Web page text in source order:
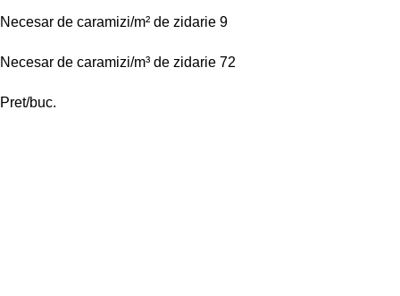
Necesar de caramizi/m² de zidarie 9
Necesar de caramizi/m³ de zidarie 72
Pret/buc.